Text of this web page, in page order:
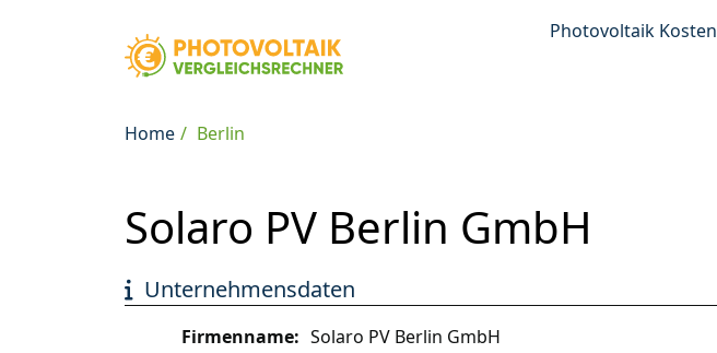
Photovoltaik Kosten
Home Berlin
Solaro PV Berlin GmbH
Unternehmensdaten
Firmenname: Solaro PV Berlin GmbH